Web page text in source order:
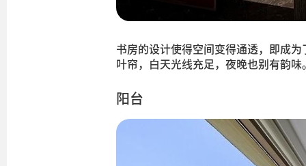
书房的设计使得空间变得通透，即成
叶帘，白天光线充足，夜晚也别有韵
阳台